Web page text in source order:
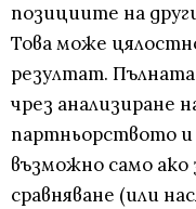
позициите на
Това може
резултат.
чрез анализиране
партньорството и
възможно само ако
сравняване (или